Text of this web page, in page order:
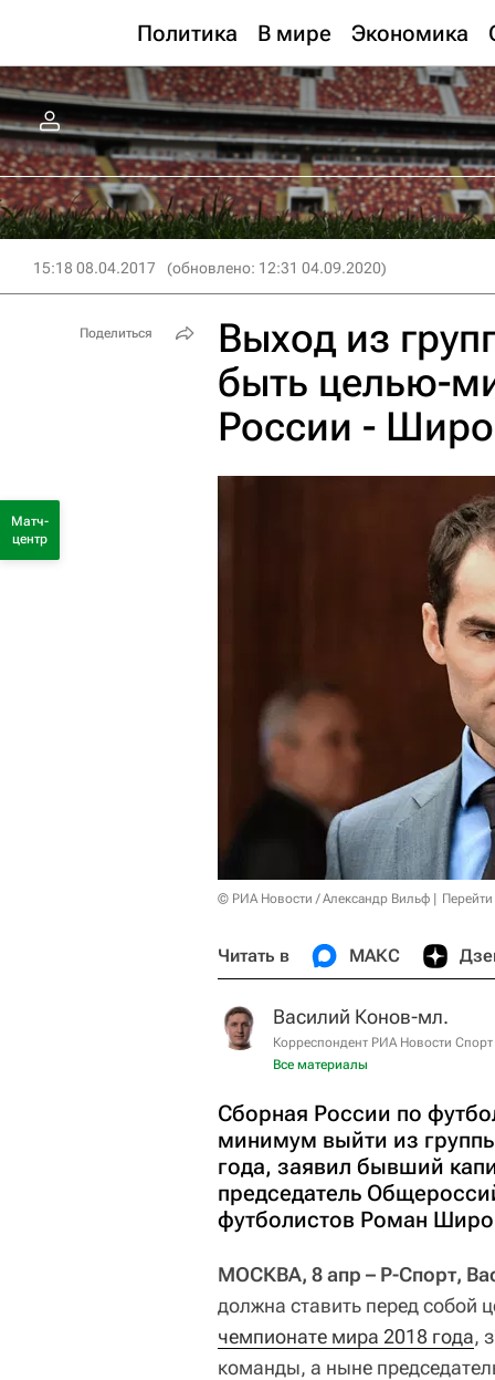
Политика В мире Экономика
15:18 08.04.2017 (обновлено: 12:31 04.09.2020)
Выход из
быть целью-
России -
© РИА Новости / Александр Вильф
Читать в МАКС
Василий Конов-мл.
Корреспондент РИА Новости Спорт
Все материалы
Сборная России по
минимум выйти из
года, заявил бывший
председатель
футболистов Роман
МОСКВА, 8 апр – Р-Спорт,
должна ставить перед
чемпионате мира 2018 года,
команды, а ныне
Поделиться
Матч-
центр